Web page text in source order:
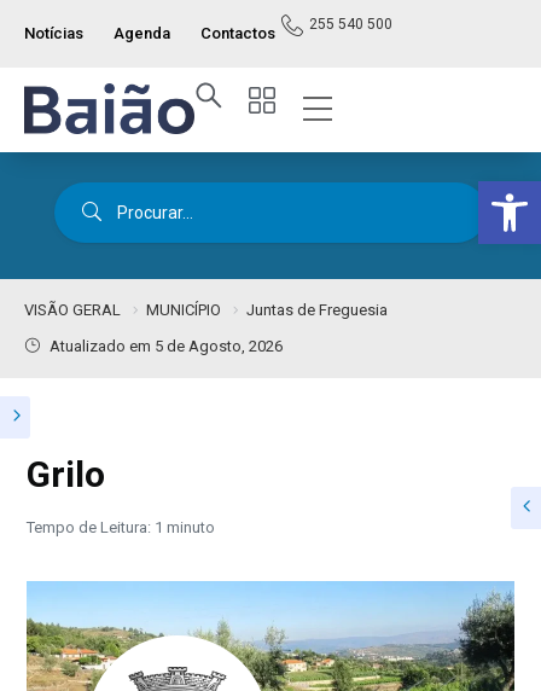
Notícias Agenda Contactos 255 540 500
VISÃO GERAL MUNICÍPIO
Juntas de Freguesia
Atualizado em 5 de Agosto, 2026
Grilo
Tempo de Leitura: 1 minuto